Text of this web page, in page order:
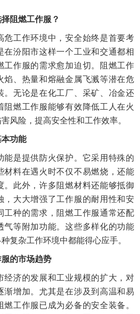
阻燃工作服？
危工作环境中，安全始终是首要考
在汾阳市这样一个工业和交通都相
工作服的需求愈加迫切。阻燃工作
焰、热量和熔融金属飞溅等潜在危
。无论是在化工厂、采矿、冶金还
阻燃工作服能够有效降低工人在火
风险，提高安全性和工作效率。
功能
能是提供防火保护。它采用特殊的
材料在遇火时不仅不易燃烧，还能
。此外，许多阻燃材料还能够抵御
，大大增强了工作服的耐用性和安
工种的需求，阻燃工作服通常还配
气等附加功能。这些多样化的功能
复杂工作环境中都能得心应手。
的市场趋势
经济的发展和工业规模的扩大，对
渐增加。尤其是在涉及到高温和易
工作服已成为必备的安全装备。